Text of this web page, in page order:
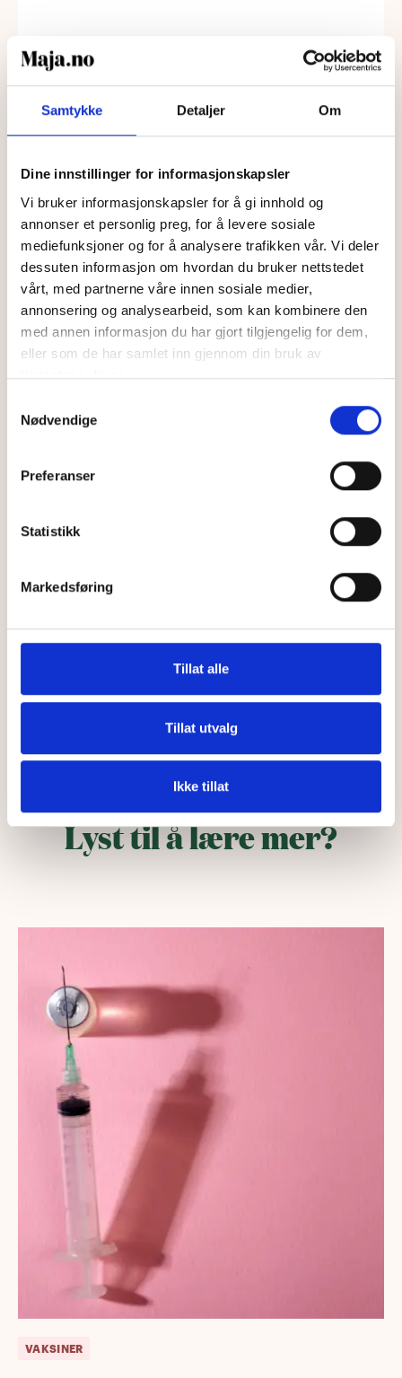
Samtykke Detaljer Om
Dine innstillinger for informasjonskapsler
Vi bruker informasjonskapsler for å gi innhold og
annonser et personlig preg, for å levere sosiale
mediefunksjoner og for å analysere trafikken vår. Vi deler
dessuten informasjon om hvordan du bruker nettstedet
vårt, med partnerne våre innen sosiale medier,
annonsering og analysearbeid, som kan kombinere den
med annen informasjon du har gjort tilgjengelig for dem,
eller som de har samlet inn gjennom din bruk av
tjenestene deres.
Nødvendige
Preferanser
Statistikk
Markedsføring
Tillat alle
Tillat utvalg
Ikke tillat
Influensa­vaksine
Her kan du gjennomføre en digital
legekonsultasjon for å få rask hjelp, råd
og resept på vaksine mot influensa
(sesong 2025-2026).
Lyst til å lære mer?
VAKSINER